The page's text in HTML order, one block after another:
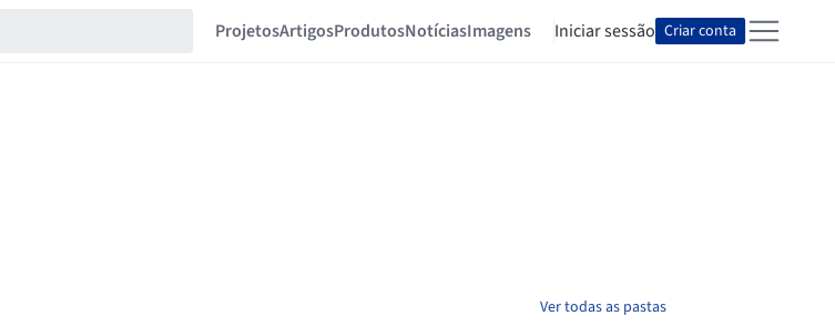
ProjetosArtigosProdutosNotíciasImagens Iniciar sessão Criar conta
Ver todas as pastas